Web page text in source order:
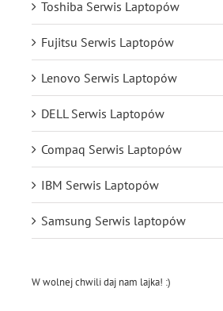
Toshiba Serwis Laptopów
Fujitsu Serwis Laptopów
Lenovo Serwis Laptopów
DELL Serwis Laptopów
Compaq Serwis Laptopów
IBM Serwis Laptopów
Samsung Serwis laptopów
W wolnej chwili daj nam lajka! :)